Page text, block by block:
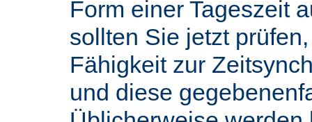
Form einer Tageszeit
sollten Sie jetzt
Fähigkeit zur
und diese